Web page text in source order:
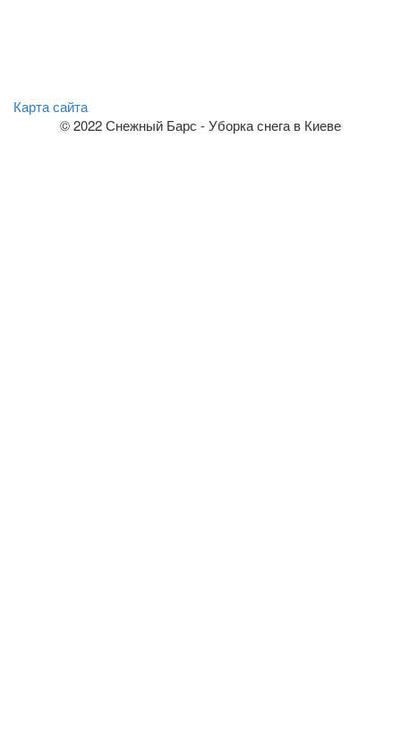
Карта сайта
© 2022 Снежный Барс - Уборка снега в Киеве